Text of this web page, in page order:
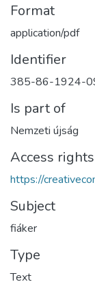
Format
application/pdf
Identifier
385-86-1924-
Is part of
Nemzeti újság
Access rights
https://
Subject
fiáker
Type
Text